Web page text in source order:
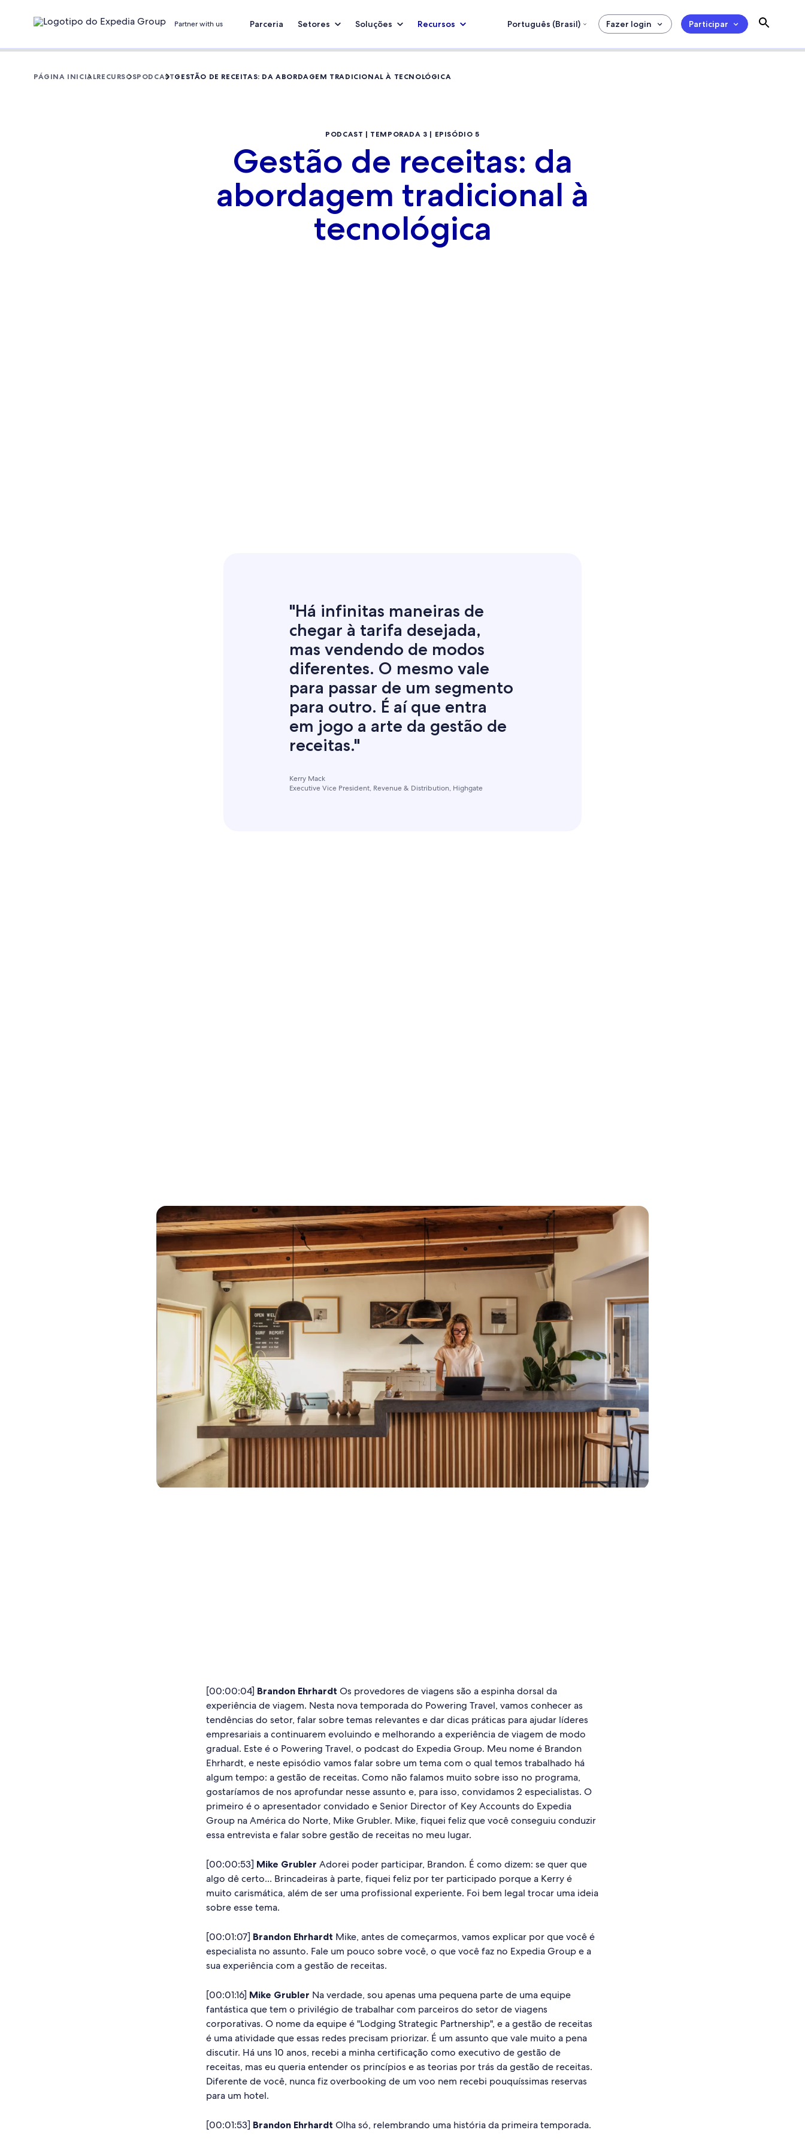
Partner with us Parceria Setores Soluções Recursos Português (Brasil) Fazer login Participar
PÁGINA INICIALRECURSOSPODCASTGESTÃO DE RECEITAS: DA ABORDAGEM TRADICIONAL À TECNOLÓGICA
PODCAST | TEMPORADA 3 | EPISÓDIO 5
Gestão de receitas: da
abordagem tradicional à
tecnológica
"Há infinitas maneiras de
chegar à tarifa desejada,
mas vendendo de modos
diferentes. O mesmo vale
para passar de um segmento
para outro. É aí que entra
em jogo a arte da gestão de
receitas."
Kerry Mack
Executive Vice President, Revenue & Distribution, Highgate
[00:00:04] Brandon Ehrhardt Os provedores de viagens são a espinha dorsal da
experiência de viagem. Nesta nova temporada do Powering Travel, vamos conhecer as
tendências do setor, falar sobre temas relevantes e dar dicas práticas para ajudar líderes
empresariais a continuarem evoluindo e melhorando a experiência de viagem de modo
gradual. Este é o Powering Travel, o podcast do Expedia Group. Meu nome é Brandon
Ehrhardt, e neste episódio vamos falar sobre um tema com o qual temos trabalhado há
algum tempo: a gestão de receitas. Como não falamos muito sobre isso no programa,
gostaríamos de nos aprofundar nesse assunto e, para isso, convidamos 2 especialistas. O
primeiro é o apresentador convidado e Senior Director of Key Accounts do Expedia
Group na América do Norte, Mike Grubler. Mike, fiquei feliz que você conseguiu conduzir
essa entrevista e falar sobre gestão de receitas no meu lugar.
[00:00:53] Mike Grubler Adorei poder participar, Brandon. É como dizem: se quer que
algo dê certo... Brincadeiras à parte, fiquei feliz por ter participado porque a Kerry é
muito carismática, além de ser uma profissional experiente. Foi bem legal trocar uma ideia
sobre esse tema.
[00:01:07] Brandon Ehrhardt Mike, antes de começarmos, vamos explicar por que você é
especialista no assunto. Fale um pouco sobre você, o que você faz no Expedia Group e a
sua experiência com a gestão de receitas.
[00:01:16] Mike Grubler Na verdade, sou apenas uma pequena parte de uma equipe
fantástica que tem o privilégio de trabalhar com parceiros do setor de viagens
corporativas. O nome da equipe é "Lodging Strategic Partnership", e a gestão de receitas
é uma atividade que essas redes precisam priorizar. É um assunto que vale muito a pena
discutir. Há uns 10 anos, recebi a minha certificação como executivo de gestão de
receitas, mas eu queria entender os princípios e as teorias por trás da gestão de receitas.
Diferente de você, nunca fiz overbooking de um voo nem recebi pouquíssimas reservas
para um hotel.
[00:01:53] Brandon Ehrhardt Olha só, relembrando uma história da primeira temporada.